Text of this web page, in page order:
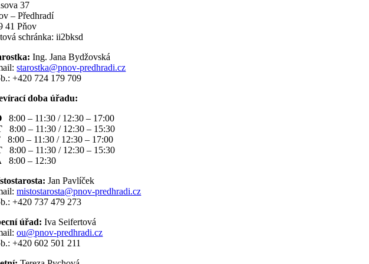
37
– Předhradí
41 Pňov
schránka: ii2bksd
Ing. Jana Bydžovská
starostka@pnov-predhradi.cz
+420 724 179 709
doba úřadu:
8:00 – 11:30 / 12:30 – 17:00
8:00 – 11:30 / 12:30 – 15:30
8:00 – 11:30 / 12:30 – 17:00
8:00 – 11:30 / 12:30 – 15:30
8:00 – 12:30
Jan Pavlíček
mistostarosta@pnov-predhradi.cz
+420 737 479 273
úřad: Iva Seifertová
ou@pnov-predhradi.cz
+420 602 501 211